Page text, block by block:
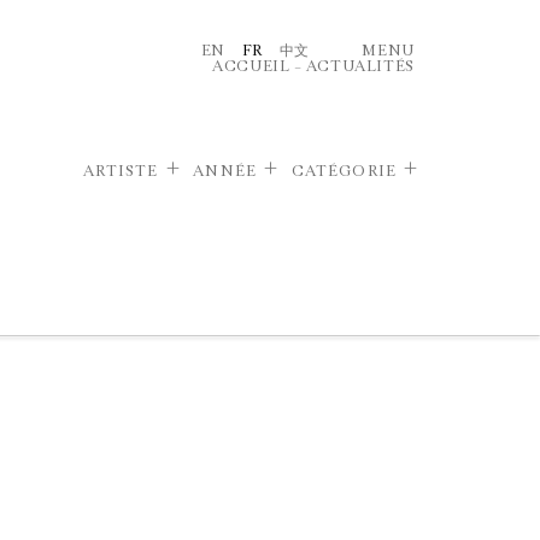
EN FR 中文
MENU
ACCUEIL – ACTUALITÉS
ARTISTE ANNÉE CATÉGORIE